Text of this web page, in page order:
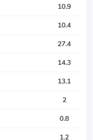
10.9
10.4
27.4
14.3
13.1
2
0.8
1.2